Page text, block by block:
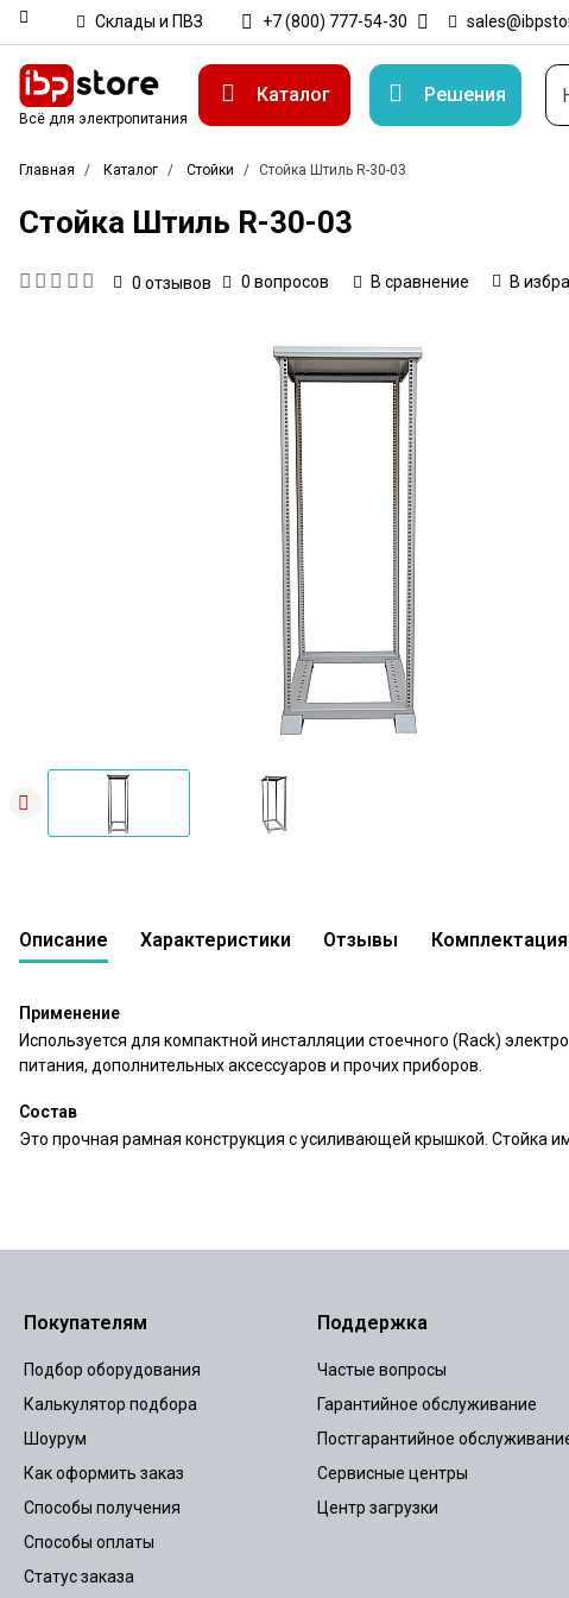
Склады и ПВЗ +7 (800) 777-54-30
Всё для электропитания
Каталог Решения
Главная Каталог Стойки Стойка Штиль R-30-03
Стойка Штиль R-30-03
0 отзывов 0 вопросов В сравнение В
Стойка Штиль R-30-03
Описание Характеристики Отзывы Комплектация
Применение
Используется для компактной инсталляции стоечного (Rack)
питания, дополнительных аксессуаров и прочих приборов.
Состав
Это прочная рамная конструкция с усиливающей крышкой. Стойка
Покупателям
Подбор оборудования
Калькулятор подбора
Шоурум
Как оформить заказ
Способы получения
Способы оплаты
Статус заказа
Поддержка
Частые вопросы
Гарантийное обслуживание
Постгарантийное
Сервисные центры
Центр загрузки